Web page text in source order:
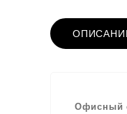
Офисный